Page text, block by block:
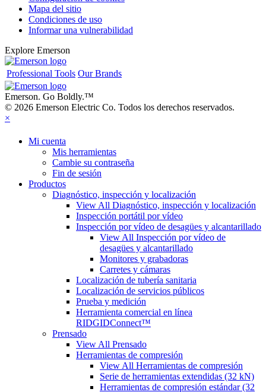
Mapa del sitio
Condiciones de uso
Informar una vulnerabilidad
Explore Emerson
Professional Tools Our Brands
Emerson. Go Boldly.™
© 2026 Emerson Electric Co. Todos los derechos reservados.
×
Mi cuenta
Mis herramientas
Cambie su contraseña
Fin de sesión
Productos
Diagnóstico, inspección y localización
View All Diagnóstico, inspección y localización
Inspección portátil por vídeo
Inspección por vídeo de desagües y alcantarillado
View All Inspección por vídeo de
desagües y alcantarillado
Monitores y grabadoras
Carretes y cámaras
Localización de tubería sanitaria
Localización de servicios públicos
Prueba y medición
Herramienta comercial en línea
RIDGIDConnect™
Prensado
View All Prensado
Herramientas de compresión
View All Herramientas de compresión
Serie de herramientas extendidas (32 kN)
Herramientas de compresión estándar (32